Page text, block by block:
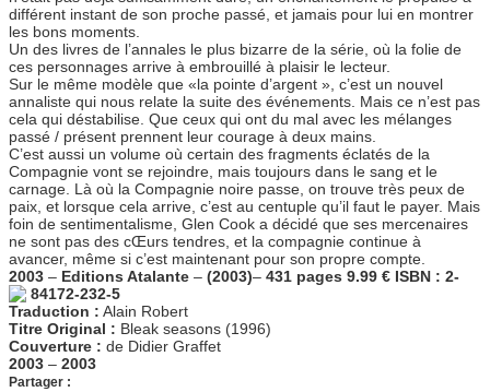
différent instant de son proche passé, et jamais pour lui en montrer
les bons moments.
Un des livres de l’annales le plus bizarre de la série, où la folie de
ces personnages arrive à embrouillé à plaisir le lecteur.
Sur le même modèle que «la pointe d’argent », c’est un nouvel
annaliste qui nous relate la suite des événements. Mais ce n’est pas
cela qui déstabilise. Que ceux qui ont du mal avec les mélanges
passé / présent prennent leur courage à deux mains.
C’est aussi un volume où certain des fragments éclatés de la
Compagnie vont se rejoindre, mais toujours dans le sang et le
carnage. Là où la Compagnie noire passe, on trouve très peux de
paix, et lorsque cela arrive, c’est au centuple qu’il faut le payer. Mais
foin de sentimentalisme, Glen Cook a décidé que ses mercenaires
ne sont pas des cŒurs tendres, et la compagnie continue à
avancer, même si c’est maintenant pour son propre compte.
2003 – Editions Atalante – (2003)– 431 pages 9.99 € ISBN : 2-
84172-232-5
Traduction : Alain Robert
Titre Original : Bleak seasons (1996)
Couverture : de Didier Graffet
2003 – 2003
Partager :